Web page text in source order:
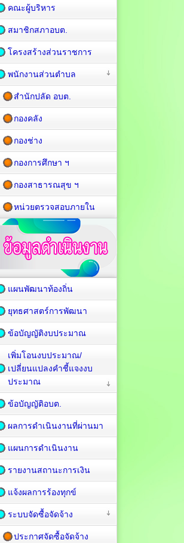
คณะผู้บริหาร
สมาชิกสภาอบต.
โครงสร้างส่วนราชการ
พนักงานส่วนตำบล
สำนักปลัด อบต.
กองคลัง
กองช่าง
กองการศึกษา ฯ
กองสาธารณสุข ฯ
หน่วยตรวจสอบภายใน
แผนพัฒนาท้องถิ่น
ยุทธศาสตร์การพัฒนา
ข้อบัญญัติงบประมาณ
เพิ่มโอนงบประมาณ/
เปลี่ยนแปลงคำชี้แจงงบ
ประมาณ
ข้อบัญญัติอบต.
ผลการดำเนินงานที่ผ่านมา
แผนการดำเนินงาน
รายงานสถานะการเงิน
แจ้งผลการร้องทุกข์
ระบบจัดซื้อจัดจ้าง
ประกาศจัดซื้อจัดจ้าง